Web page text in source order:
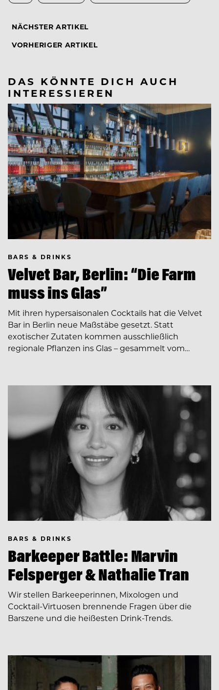
NÄCHSTER ARTIKEL
VORHERIGER ARTIKEL
DAS KÖNNTE DICH AUCH
INTERESSIEREN
BARS & DRINKS
Velvet Bar, Berlin: “Die Farm
muss ins Glas”
Mit ihren hypersaisonalen Cocktails hat die Velvet
Bar in Berlin neue Maßstäbe gesetzt. Statt
exotischer Zutaten kommen ausschließlich
regionale Pflanzen ins Glas – gesammelt vom…
BARS & DRINKS
Barkeeper Battle: Marvin
Felsperger & Nathalie Tran
Wir stellen Barkeeperinnen, Mixologen und
Cocktail-Virtuosen brennende Fragen über die
Barszene und die heißesten Drink-Trends.